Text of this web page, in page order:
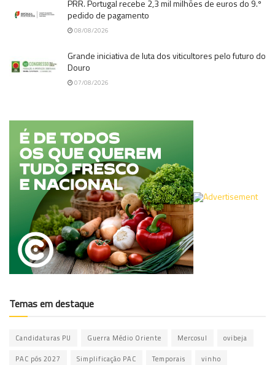
PRR. Portugal recebe 2,3 mil milhões de euros do 9.º
pedido de pagamento
08/08/2026
Grande iniciativa de luta dos viticultores pelo futuro do
Douro
07/08/2026
Temas em destaque
Candidaturas PU Guerra Médio Oriente Mercosul ovibeja
PAC pós 2027 Simplificação PAC Temporais vinho